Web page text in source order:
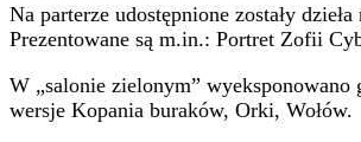
Na parterze udostępnione zostały
Prezentowane są m.in.: Portret Zofii
W „salonie zielonym” wyeksponowano
wersje Kopania buraków, Orki, Wołów.